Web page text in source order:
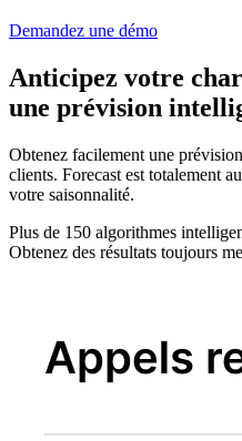
Demandez une démo
Anticipez votre
une prévision
Obtenez facilement une
clients. Forecast est totalement
votre saisonnalité.
Plus de 150 algorithmes
Obtenez des résultats toujours